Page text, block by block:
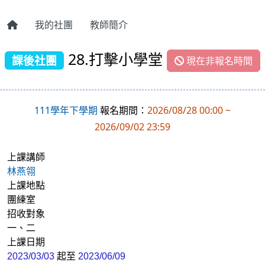
我的社團 教師簡介
課後社團 28.打擊小學堂 現在非報名時間
111學年下學期 報名期間： 2026/08/28 00:00 ~
2026/09/02 23:59
上課講師
林燕翎
上課地點
團練室
招收對象
一、二
上課日期
2023/03/03 起至 2023/06/09